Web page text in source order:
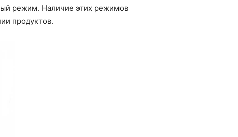
режим. Наличие этих режимов
продуктов.